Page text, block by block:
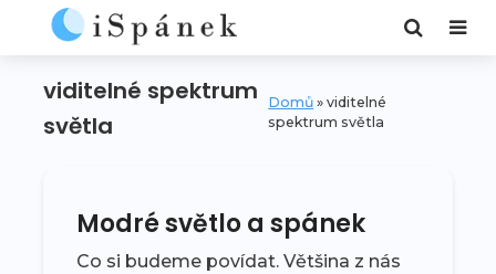
viditelné spektrum
světla
Domů »viditelné
spektrum světla
Modré světlo a spánek
Co si budeme povídat. Většina z nás